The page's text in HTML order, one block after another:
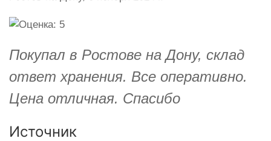
Покупал в Ростове на Дону, склад
ответ хранения. Все оперативно.
Цена отличная. Спасибо
Источник